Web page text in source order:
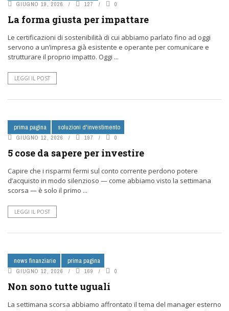
GIUGNO 19, 2026 127 0
La forma giusta per impattare
Le certificazioni di sostenibilità di cui abbiamo parlato fino ad oggi
servono a un’impresa già esistente e operante per comunicare e
strutturare il proprio impatto. Oggi ...
LEGGI IL POST
prima pagina soluzioni d'investimento
GIUGNO 12, 2026 197 0
5 cose da sapere per investire
Capire che i risparmi fermi sul conto corrente perdono potere
d’acquisto in modo silenzioso — come abbiamo visto la settimana
scorsa — è solo il primo ...
LEGGI IL POST
news finanziarie prima pagina
GIUGNO 12, 2026 169 0
Non sono tutte uguali
La settimana scorsa abbiamo affrontato il tema del manager esterno